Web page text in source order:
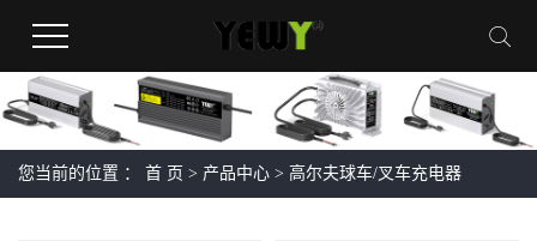
您当前的位置 ： 首 页 > 产品中心 > 高尔夫球车/叉车充电器